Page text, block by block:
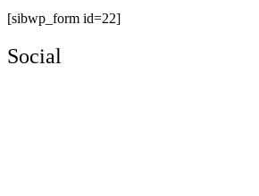
[sibwp_form id=22]
Social